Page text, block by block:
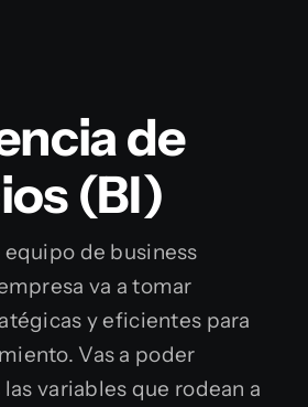
de
(BI)
de business
va a tomar
y eficientes para
Vas a poder
variables que rodean a